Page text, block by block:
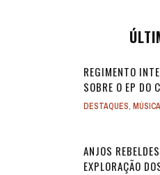
REGIMENTO
SOBRE O EP DO
DESTAQUES, MÚSICA
ANJOS
EXPLORAÇÃO